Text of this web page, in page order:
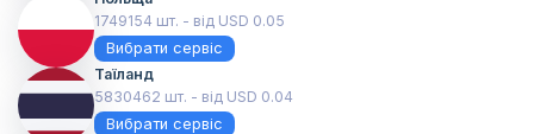
1749154 шт. - від USD 0.05
Вибрати сервіс
Таїланд
5830462 шт. - від USD 0.04
Вибрати сервіс